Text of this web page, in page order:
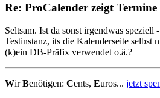
Re: ProCalender zeigt
Seltsam. Ist da sonst irgendwas speziell
Testinstanz, its die Kalenderseite selbst
(k)ein DB-Präfix verwendet o.ä.?
WirBenötigen: Cents, Euros... jetzt